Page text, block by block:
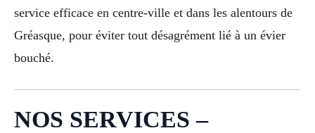
service efficace en centre-ville et dans les alentours de
Gréasque, pour éviter tout désagrément lié à un évier
bouché.
NOS SERVICES –